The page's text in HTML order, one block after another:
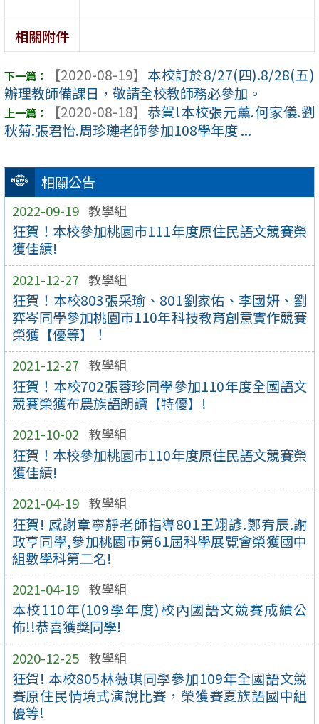
相關公告
2022-09-19 教學組
狂賀！本校參加桃園市111年度原住民語文競賽榮
獲佳績!
2021-12-27 教學組
狂賀！本校803張采瑜、801劉家佑、李國妍、劉
弈岑同學參加桃園市110年科技教育創意實作競賽
榮獲【優等】！
2021-12-27 教學組
狂賀！本校702張蓉珍同學參加110年度全國語文
競賽榮獲布農族語朗讀【特優】!
2021-10-02 教學組
狂賀！本校參加桃園市110年度原住民語文競賽榮
獲佳績!
2021-04-19 教學組
狂賀! 感謝章寧靜老師指導801王翊諺.鄭宥辰.謝
政亨同學,參加桃園市第61屆科學展覽會榮獲國中
組數學科第二名!
2021-04-19 教學組
本校110年(109學年度)校內國語文競賽成績公
佈!!恭喜獲獎同學!
2020-12-25 教學組
狂賀! 本校805林薇琪同學參加109年全國語文競
賽原住民情境式演說比賽，榮獲賽夏族語國中組
優等!
相關附件
【2020-08-19】 本校訂於8/27(四).8/28(五)
辦理教師備課日，敬請全校教師務必參加。
【2020-08-18】 恭賀!本校張元薰.何家儀.劉
秋菊.張君怡.周珍璉老師參加108學年度 ...